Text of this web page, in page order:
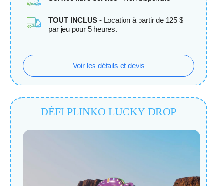
TOUT INCLUS - Location à partir de 125 $
par jeu pour 5 heures.
Voir les détails et devis
DÉFI PLINKO LUCKY DROP